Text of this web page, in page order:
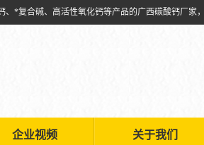
企业视频 关于我们